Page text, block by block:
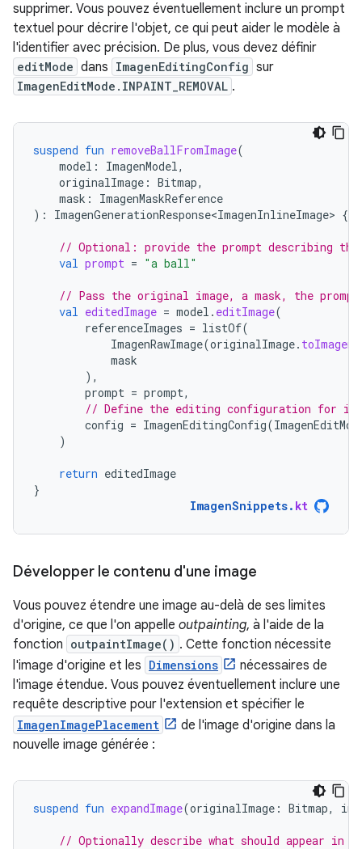
supprimer. Vous pouvez éventuellement inclure un prompt
textuel pour décrire l'objet, ce qui peut aider le modèle à
l'identifier avec précision. De plus, vous devez définir
editMode dans ImagenEditingConfig sur
ImagenEditMode.INPAINT_REMOVAL .
suspend fun removeBallFromImage(
model : ImagenModel,
originalImage : Bitmap,
mask :
ImagenMaskReference
):
ImagenGenerationResponse<ImagenInlineImage> {
// Optional: provide the prompt describing the
val prompt = "a ball"
// Pass the original image, a mask, the
val editedImage = model . editImage(
referenceImages = listOf(
ImagenRawImage(originalImage.
mask
),
prompt = prompt,
// Define the editing configuration for
config = ImagenEditingConfig(
)
return editedImage
}
ImagenSnippets. kt
Développer le contenu d'une image
Vous pouvez étendre une image au-delà de ses limites
d'origine, ce que l'on appelle outpainting, à l'aide de la
fonction outpaintImage() . Cette fonction nécessite
l'image d'origine et les Dimensions
nécessaires de
l'image étendue. Vous pouvez éventuellement inclure une
requête descriptive pour l'extension et spécifier le
ImagenImagePlacement
de l'image d'origine dans la
nouvelle image générée :
suspend fun expandImage(originalImage : Bitmap,
// Optionally describe what should appear in